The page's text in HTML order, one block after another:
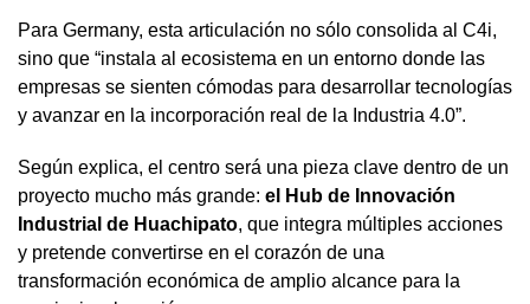
Para Germany, esta articulación no sólo consolida al C4i,
sino que “instala al ecosistema en un entorno donde las
empresas se sienten cómodas para desarrollar tecnologías
y avanzar en la incorporación real de la Industria 4.0”.
Según explica, el centro será una pieza clave dentro de un
proyecto mucho más grande: el Hub de Innovación
Industrial de Huachipato, que integra múltiples acciones
y pretende convertirse en el corazón de una
transformación económica de amplio alcance para la